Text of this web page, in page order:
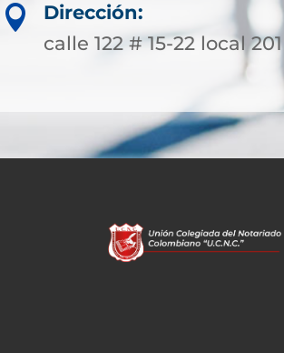

Dirección:
calle 122 # 15-22 local 201